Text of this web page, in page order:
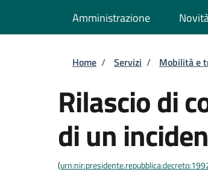
Amministrazione
Briciole di
Home / Servizi / Mobilità e
Rilascio di
di un
(